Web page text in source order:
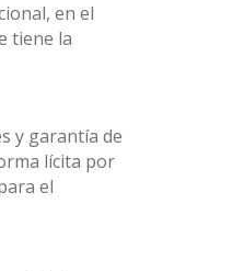
en el
tiene la
y garantía de
lícita por
el